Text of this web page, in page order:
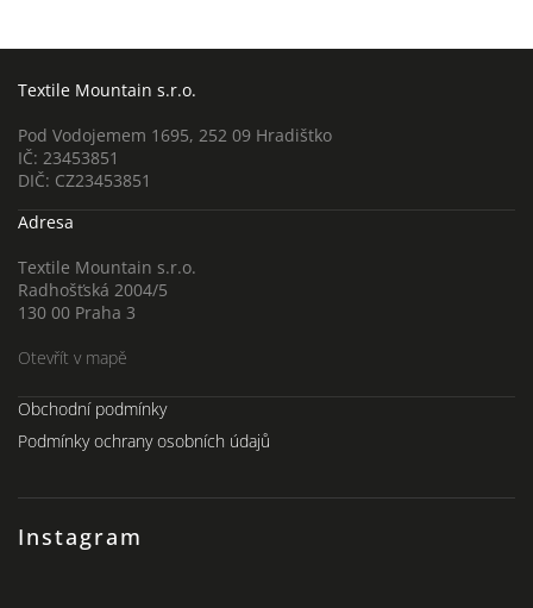
Textile Mountain s.r.o.
Pod Vodojemem 1695, 252 09 Hradištko
IČ: 23453851
DIČ: CZ23453851
Adresa
Textile Mountain s.r.o.
Radhošťská 2004/5
130 00 Praha 3
Otevřít v mapě
Instagram
Obchodní podmínky
Podmínky ochrany osobních údajů